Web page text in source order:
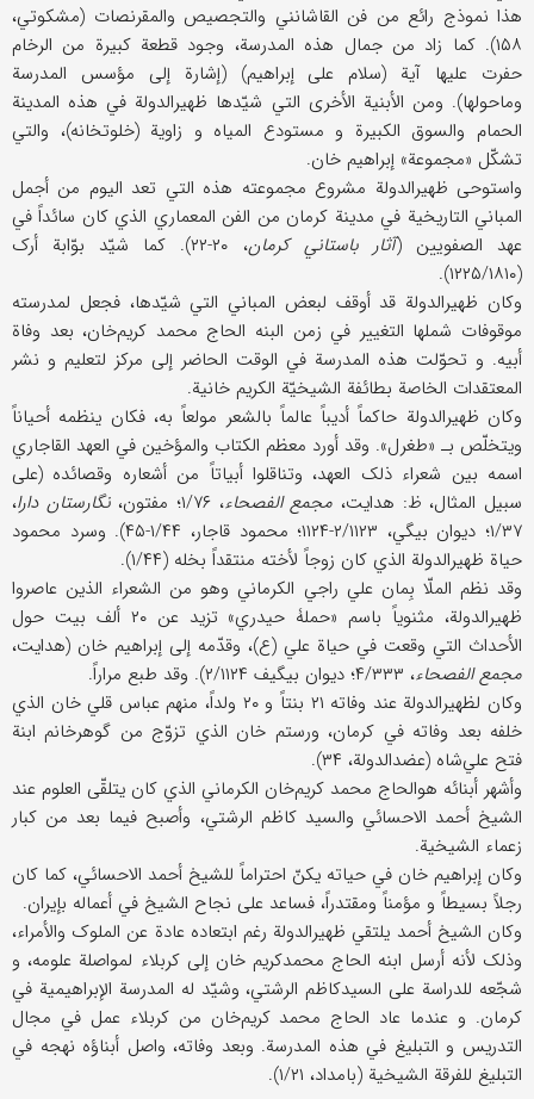
هذا نموذج رائع من فن القاشانني والتجصیص والمقرنصات (مشکوتي،
۱۵۸). کما زاد من جمال هذه المدرسة، وجود قطعة کبیرة من الرخام
حفرت علیها آیة (سلام علی إبراهیم) (إشارة إلی مؤسس المدرسة
وماحولها). ومن الأبنیة الأخری التي شیّدها ظهیرالدولة في هذه المدینة
الحمام والسوق الکبیرة و مستودع المیاه و زاویة (خلوتخانه)، والتي
تشکّل «مجموعة» إبراهیم خان.
واستوحی ظهیرالدولة مشروع مجموعته هذه التي تعد الیوم من أجمل
المباني التاریخیة في مدینة کرمان من الفن المعماري الذي کان سائداً في
عهد الصفویین (آثار باستاني کرمان
، ۲۰-۲۲). کما شیّد بوّابة أرک
(۱۲۲۵/۱۸۱۰).
وکان ظهیرالدولة قد أوقف لبعض المباني التي شیّدها، فجعل لمدرسته
موقوفات شملها التغییر في زمن البنه الحاج محمد کریم‌خان، بعد وفاة
أبیه. و تحوّلت هذه المدرسة في الوقت الحاضر إلی مرکز لتعلیم و نشر
المعتقدات الخاصة بطائفة الشیخیّة الکریم خانیة.
وکان ظهیرالدولة حاکماً أدیباً عالماً بالشعر مولعاً به، فکان ینظمه أحیاناً
ویتخلّص بـ «طغرل». وقد أورد معظم الکتاب والمؤخین في العهد القاجاري
اسمه بین شعراء ذلک العهد، وتناقلوا أبیاتاً من أشعاره وقصائده (علی
سبیل المثال، ظ: هدایت، مجمع الفصحاء، ۱/۷۶؛ مفتون، نگارستان دارا،
۱/۳۷؛ دیوان بیگي، ۲/۱۱۲۳-۱۱۲۴؛ محمود قاجار، ۱/۴۴-۴۵). وسرد محمود
حیاة ظهیرالدولة الذي کان زوجاً لأخته منتقداً بخله (۱/۴۴).
وقد نظم الملّا بِمان علي راجي الکرماني وهو من الشعراء الذین عاصروا
ظهیرالدولة، مثنویاً باسم «حملۀ حیدري» تزید عن ۲۰ ألف بیت حول
الأحداث التي وقعت في حیاة علي (ع)، وقدّمه إلی إبراهیم خان (هدایت،
مجمع الفصحاء، ۴/۳۳۳؛ دیوان بیگيف ۲/۱۱۲۴). وقد طبع مراراً.
وکان لظهیرالدولة عند وفاته ۲۱ بنتاً و ۲۰ ولداً، منهم عباس قلي خان الذي
خلفه بعد وفاته في کرمان، ورستم خان الذي تزوّج من گوهرخانم ابنة
فتح علي‌شاه (عضدالدولة، ۳۴).
وأشهر أبنائه هوالحاج محمد کریم‌خان الکرماني الذي کان یتلقّی العلوم عند
الشیخ أحمد الاحسائي والسید کاظم الرشتي، وأصبح فیما بعد من کبار
زعماء الشیخیة.
وکان إبراهیم خان في حیاته یکنّ احتراماً للشیخ أحمد الاحسائي، کما کان
رجلاً بسیطاً و مؤمناً ومقتدراً، فساعد علی نجاح الشیخ في أعماله بإیران.
وکان الشیخ أحمد یلتقي ظهیرالدولة رغم ابتعاده عادة عن الملوک والأمراء،
وذلک لأنه أرسل ابنه الحاج محمدکریم خان إلی کربلاء لمواصلة علومه، و
شجّعه للدراسة علی السیدکاظم الرشتي، وشیّد له المدرسة الإبراهیمیة في
کرمان. و عندما عاد الحاج محمد کریم‌خان من کربلاء عمل في مجال
التدریس و التبلیغ في هذه المدرسة. وبعد وفاته، واصل أبناؤه نهجه في
التبلیغ للفرقة الشیخیة (بامداد، ۱/۲۱).